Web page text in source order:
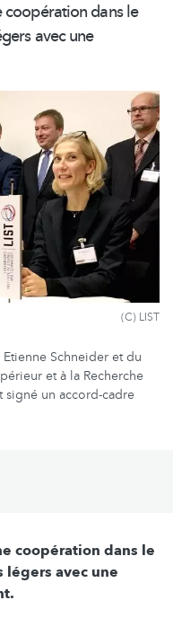
coopération dans le
avec une
(C) LIST
Schneider et du
et à la Recherche
signé un accord-cadre
coopération dans le
avec une